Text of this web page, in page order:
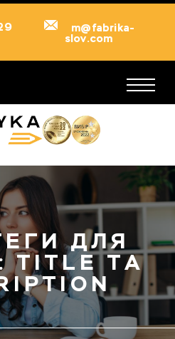
m@fabrika-
slov.com
ДЛЯ
TITLE ТА